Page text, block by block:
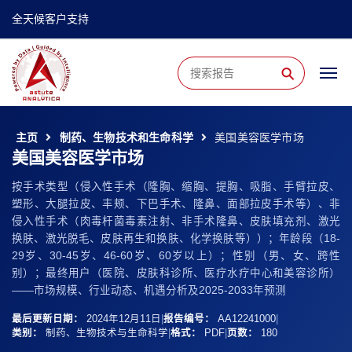
全天候客户支持
⚲
主页 制药、生物技术和生命科学 美国美容医学市场
美国美容医学市场
按手术类型（侵入性手术（隆胸、缩胸、提胸、吸脂、手臂拉皮、
塑形、大腿拉皮、丰颊、下巴手术、隆鼻、面部拉皮手术等）、非
侵入性手术（肉毒杆菌毒素注射、非手术隆鼻、皮肤填充剂、激光
换肤、激光脱毛、皮肤再生和换肤、化学换肤等））；年龄段（18-
29岁、30-45岁、46-60岁、60岁以上）；性别（男、女、跨性
别）；最终用户（医院、皮肤​​科诊所、医疗水疗中心和美容诊所）
——市场规模、行业动态、机遇分析及2025-2033年预测
最后更新日期： 2024年12月11日 报告编号： AA12241000
类别：
制药、生物技术与生命科学 格式： PDF 页数： 180